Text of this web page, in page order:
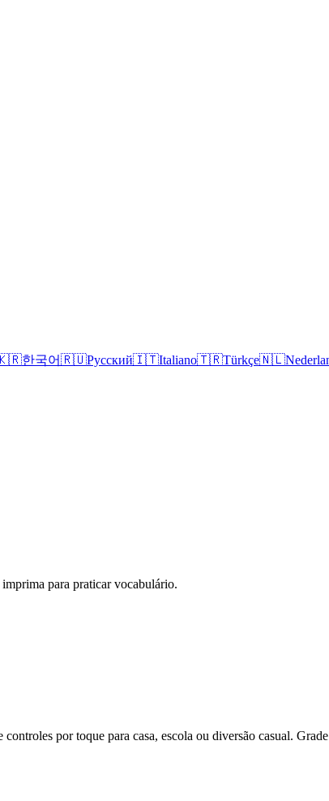
한국어🇷🇺Русский🇮🇹Italiano🇹🇷Türkçe🇳🇱
para praticar vocabulário.
por toque para casa, escola ou diversão casual.